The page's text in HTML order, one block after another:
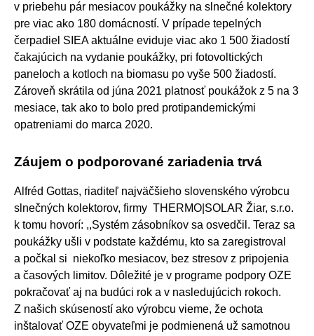
v priebehu pár mesiacov poukážky na slnečné kolektory
pre viac ako 180 domácností. V prípade tepelných
čerpadiel SIEA aktuálne eviduje viac ako 1 500 žiadostí
čakajúcich na vydanie poukážky, pri fotovoltických
paneloch a kotloch na biomasu po vyše 500 žiadostí.
Zároveň skrátila od júna 2021 platnosť poukážok z 5 na 3
mesiace, tak ako to bolo pred protipandemickými
opatreniami do marca 2020.
Záujem o podporované zariadenia trvá
Alfréd Gottas, riaditeľ najväčšieho slovenského výrobcu
slnečných kolektorov, firmy THERMO|SOLAR Žiar, s.r.o.
k tomu hovorí: ,,Systém zásobníkov sa osvedčil. Teraz sa
poukážky ušli v podstate každému, kto sa zaregistroval
a počkal si niekoľko mesiacov, bez stresov z pripojenia
a časových limitov. Dôležité je v programe podpory OZE
pokračovať aj na budúci rok a v nasledujúcich rokoch.
Z našich skúseností ako výrobcu vieme, že ochota
inštalovať OZE obyvateľmi je podmienená už samotnou